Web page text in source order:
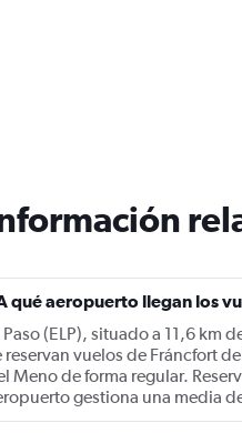
qué aeropuerto llegan los
Paso (ELP), situado a 11,6 km
reservan vuelos de Fráncfort
Meno de forma regular.
gestiona una media